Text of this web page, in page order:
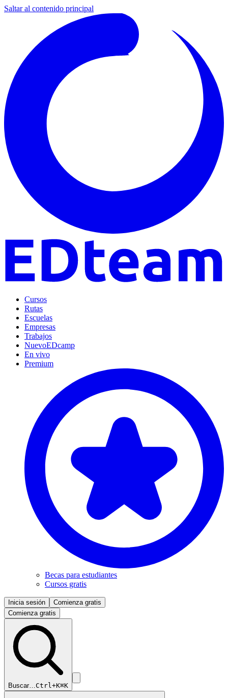
Saltar al contenido principal
Cursos
Rutas
Escuelas
Empresas
Trabajos
NuevoEDcamp
En vivo
Premium
Becas para estudiantes
Cursos gratis
Inicia sesión
Comienza gratis
Comienza gratis
Buscar…Ctrl+K⌘K